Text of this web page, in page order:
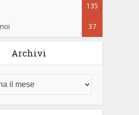
135
37
Archivi